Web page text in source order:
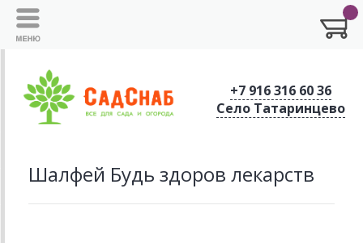
+7 916 316 60 36
Село Татаринцево
Шалфей Будь здоров лекарств